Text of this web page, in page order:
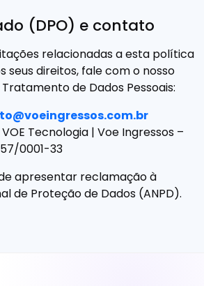
(DPO) e contato
relacionadas a esta política
seus direitos, fale com o nosso
de Dados Pessoais:
Tecnologia | Voe Ingressos –
0001-33
apresentar reclamação à
de Proteção de Dados (ANPD).